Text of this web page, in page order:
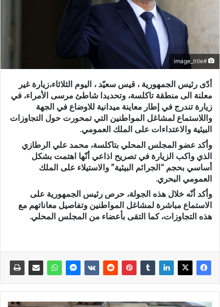
#image_title
أدّى رئيس الجمهورية ، قيس سعيّد ، اليوم الثلاثاء،زيارة غير
معلنة الى منطقة تاكلسة، وتحديدا شاطئ مرسى الأمراء، في
زيارة تندرج في إطار معاينة ميدانية للاوضاع في الجهة
واللاستماع لمشاغل المواطنين التي تمحورت حول التجاوزات
البيئية والاعتداءات على الملك العمومي.
وأكد عضو المجلس المحلي بتاكلسة، محمد علي الرطازي
الذي واكب الزيارة في تصريح اذاعي أنّها اهتمت بشكل
أساسي بحجم “الجرائم البيئية” والاستيلاء على الملك
العمومي البحري.
وأكد أنّه خلال هذه الجولة، حرص رئيس الجمهورية على
الاستماع مباشرة لمشاغل المواطنين وتفاصيل معاناتهم مع
هذه التجاوزات، كما التقى بأعضاء من المجلس المحلي.